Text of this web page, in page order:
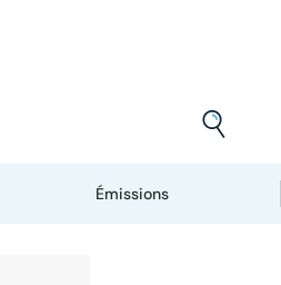
Émissions